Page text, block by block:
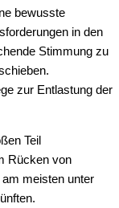
bewusste
in den
Stimmung zu
zur Entlastung der
Teil
Rücken von
meisten unter